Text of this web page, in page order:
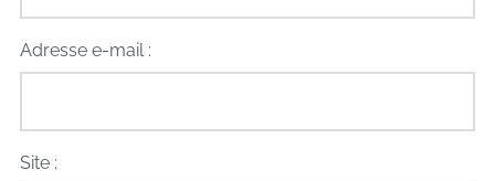
Adresse e-mail :
Site :